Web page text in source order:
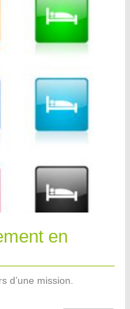
en
d’une mission.